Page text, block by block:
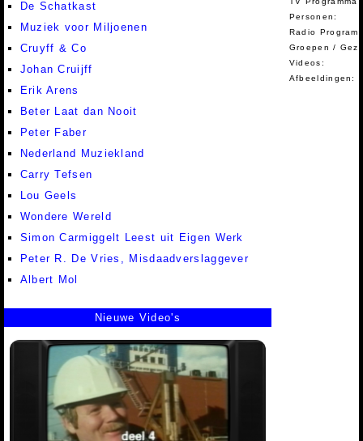
De Schatkast
Muziek voor Miljoenen
Cruyff & Co
Johan Cruijff
Erik Arens
Beter Laat dan Nooit
Peter Faber
Nederland Muziekland
Carry Tefsen
Lou Geels
Wondere Wereld
Simon Carmiggelt Leest uit Eigen Werk
Peter R. De Vries, Misdaadverslaggever
Albert Mol
Personen:
Radio
Groepen /
Videos:
Afbeeldingen:
Nieuwe Video's